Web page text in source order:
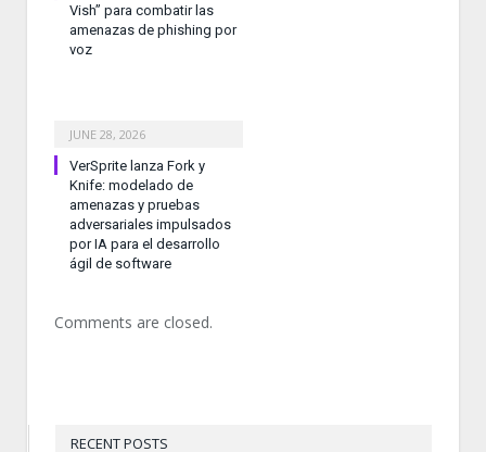
Vish” para combatir las
amenazas de phishing por
voz
JUNE 28, 2026
VerSprite lanza Fork y
Knife: modelado de
amenazas y pruebas
adversariales impulsados
por IA para el desarrollo
ágil de software
Comments are closed.
RECENT POSTS